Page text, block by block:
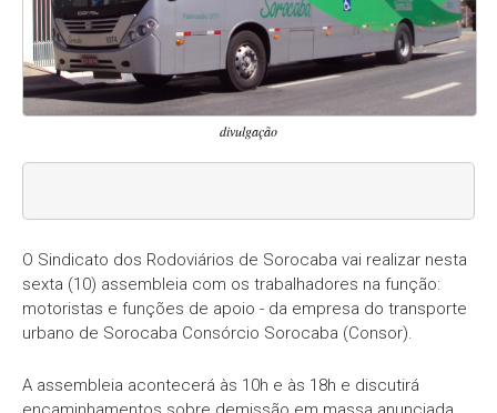
divulgação
O Sindicato dos Rodoviários de Sorocaba vai realizar nesta
sexta (10) assembleia com os trabalhadores na função:
motoristas e funções de apoio - da empresa do transporte
urbano de Sorocaba Consórcio Sorocaba (Consor).
A assembleia acontecerá às 10h e às 18h e discutirá